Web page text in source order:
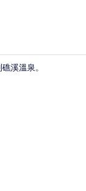
桌、免費無線上網
溪溫泉。